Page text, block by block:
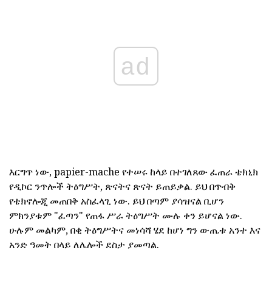
ad
እርግጥ ነው, papier-mache የተሠሩ ከላይ በተገለጸው ፈጠራ ቴክኒክ
የዲኮር ንጥሎች ትዕግሥት, ጽናትና ጽናት ይጠይቃል. ይህ በጥብቅ
የቴክኖሎጂ መጠበቅ አስፈላጊ ነው. ይህ በጣም ያሳዝናል ቢሆን
ምክንያቱም "ፈጣን" የጠፋ ሥራ ትዕግሥት ሙሉ ቀን ይሆናል ነው.
ሁሉም መልካም, በቂ ትዕግሥትና መነሳሻ ሄደ ከሆነ ግን ውጤቱ አንተ እና
አንድ ዓመት በላይ ለሌሎች ደስታ ያመጣል.